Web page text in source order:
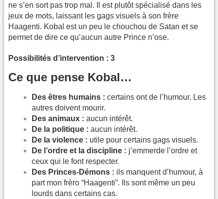
ne s’en sort pas trop mal. Il est plutôt spécialisé dans les
jeux de mots, laissant les gags visuels à son frère
Haagenti. Kobal est un peu le chouchou de Satan et se
permet de dire ce qu’aucun autre Prince n’ose.
Possibilités d’intervention : 3
Ce que pense Kobal…
Des êtres humains : certains ont de l’humour. Les
autres doivent mourir.
Des animaux : aucun intérêt.
De la politique : aucun intérêt.
De la violence : utile pour certains gags visuels.
De l’ordre et la discipline : j’emmerde l’ordre et
ceux qui le font respecter.
Des Princes-Démons : ils manquent d’humour, à
part mon frèro “Haagenti”. Ils sont même un peu
lourds dans certains cas.